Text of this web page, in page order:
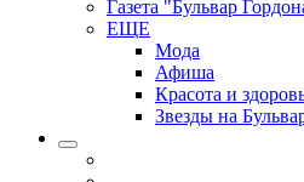
Газета "Бульвар
ЕЩЕ
Мода
Афиша
Красота и
Звезды на